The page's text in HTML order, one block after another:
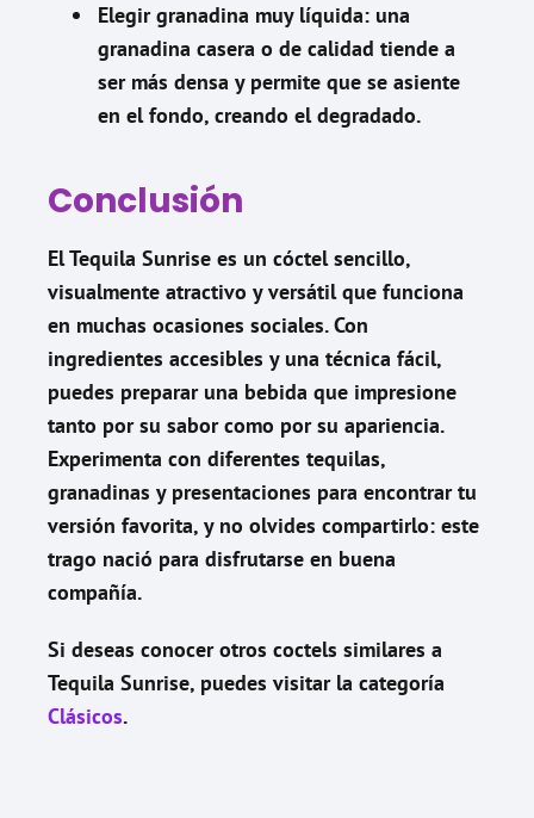
Elegir granadina muy líquida: una
granadina casera o de calidad tiende a
ser más densa y permite que se asiente
en el fondo, creando el degradado.
Conclusión
El Tequila Sunrise es un cóctel sencillo,
visualmente atractivo y versátil que funciona
en muchas ocasiones sociales. Con
ingredientes accesibles y una técnica fácil,
puedes preparar una bebida que impresione
tanto por su sabor como por su apariencia.
Experimenta con diferentes tequilas,
granadinas y presentaciones para encontrar tu
versión favorita, y no olvides compartirlo: este
trago nació para disfrutarse en buena
compañía.
Si deseas conocer otros coctels similares a
Tequila Sunrise, puedes visitar la categoría
Clásicos.